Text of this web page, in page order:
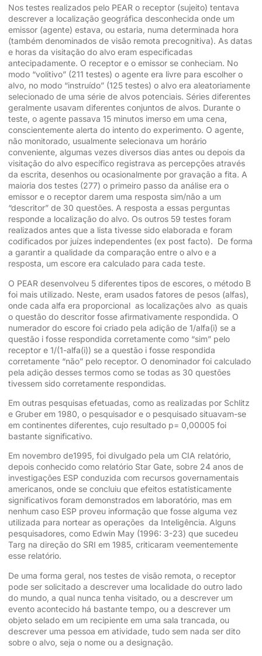
Nos testes realizados pelo PEAR o receptor (sujeito) tentava
descrever a localização geográfica desconhecida onde um
emissor (agente) estava, ou estaria, numa determinada hora
(também denominados de visão remota precognitiva). As datas
e horas da visitação do alvo eram especificadas
antecipadamente. O receptor e o emissor se conheciam. No
modo “volitivo” (211 testes) o agente era livre para escolher o
alvo, no modo “instruído” (125 testes) o alvo era aleatoriamente
selecionado de uma série de alvos potenciais. Séries diferentes
geralmente usavam diferentes conjuntos de alvos. Durante o
teste, o agente passava 15 minutos imerso em uma cena,
conscientemente alerta do intento do experimento. O agente,
não monitorado, usualmente selecionava um horário
conveniente, algumas vezes diversos dias antes ou depois da
visitação do alvo específico registrava as percepções através
da escrita, desenhos ou ocasionalmente por gravação a fita. A
maioria dos testes (277) o primeiro passo da análise era o
emissor e o receptor darem uma resposta sim/não a um
“descritor” de 30 questões. A resposta a essas perguntas
responde a localização do alvo. Os outros 59 testes foram
realizados antes que a lista tivesse sido elaborada e foram
codificados por juízes independentes (ex post facto). De forma
a garantir a qualidade da comparação entre o alvo e a
resposta, um escore era calculado para cada teste.
O PEAR desenvolveu 5 diferentes tipos de escores, o método B
foi mais utilizado. Neste, eram usados fatores de pesos (alfas),
onde cada alfa era proporcional as localizações alvo as quais
o questão do descritor fosse afirmativamente respondida. O
numerador do escore foi criado pela adição de 1/alfa(i) se a
questão i fosse respondida corretamente como “sim” pelo
receptor e 1/(1-alfa(i)) se a questão i fosse respondida
corretamente “não” pelo receptor. O denominador foi calculado
pela adição desses termos como se todas as 30 questões
tivessem sido corretamente respondidas.
Em outras pesquisas efetuadas, como as realizadas por Schlitz
e Gruber em 1980, o pesquisador e o pesquisado situavam-se
em continentes diferentes, cujo resultado p= 0,00005 foi
bastante significativo.
Em novembro de1995, foi divulgado pela um CIA relatório,
depois conhecido como relatório Star Gate, sobre 24 anos de
investigações ESP conduzida com recursos governamentais
americanos, onde se concluiu que efeitos estatisticamente
significativos foram demonstrados em laboratório, mas em
nenhum caso ESP proveu informação que fosse alguma vez
utilizada para nortear as operações da Inteligência. Alguns
pesquisadores, como Edwin May (1996: 3-23) que sucedeu
Targ na direção do SRI em 1985, criticaram veementemente
esse relatório.
De uma forma geral, nos testes de visão remota, o receptor
pode ser solicitado a descrever uma localidade do outro lado
do mundo, a qual nunca tenha visitado, ou a descrever um
evento acontecido há bastante tempo, ou a descrever um
objeto selado em um recipiente em uma sala trancada, ou
descrever uma pessoa em atividade, tudo sem nada ser dito
sobre o alvo, seja o nome ou a designação.